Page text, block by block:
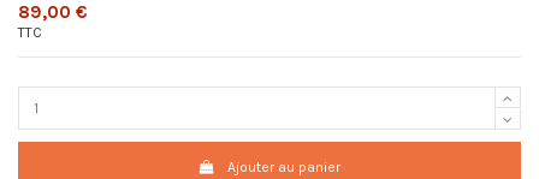
89,00 €
TTC
Ajouter au panier